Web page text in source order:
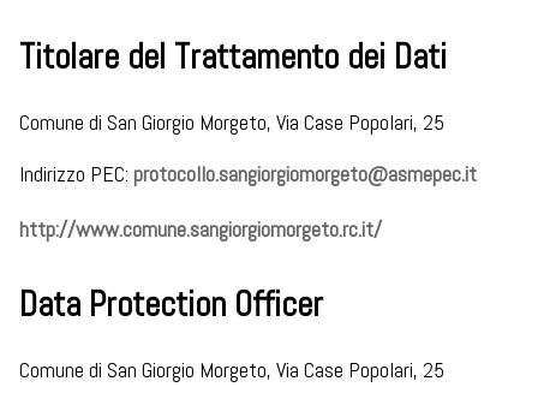
Titolare del Trattamento dei Dati
Comune di San Giorgio Morgeto, Via Case Popolari, 25
Indirizzo PEC: protocollo.sangiorgiomorgeto@asmepec.it
http://www.comune.sangiorgiomorgeto.rc.it/
Data Protection Officer
Comune di San Giorgio Morgeto, Via Case Popolari, 25